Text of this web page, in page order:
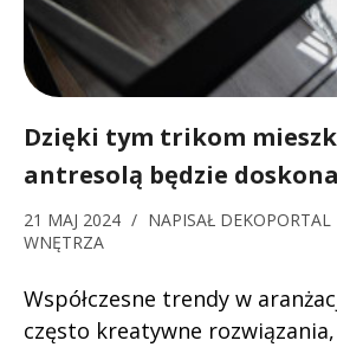
Dzięki tym trikom
antresolą będzie
21 MAJ 2024 / NAPISAŁ DEKOPORTAL
WNĘTRZA
Współczesne trendy w
często kreatywne